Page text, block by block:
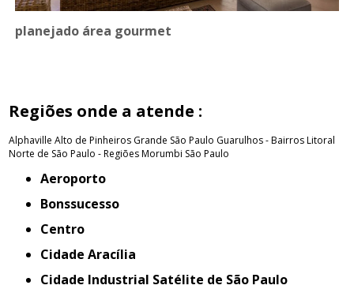
planejado área gourmet
Regiões onde a atende :
Alphaville Alto de Pinheiros Grande São Paulo Guarulhos - BairrosLitoral
Norte de São Paulo - RegiõesMorumbi São Paulo
Aeroporto
Bonssucesso
Centro
Cidade Aracília
Cidade Industrial Satélite de São Paulo